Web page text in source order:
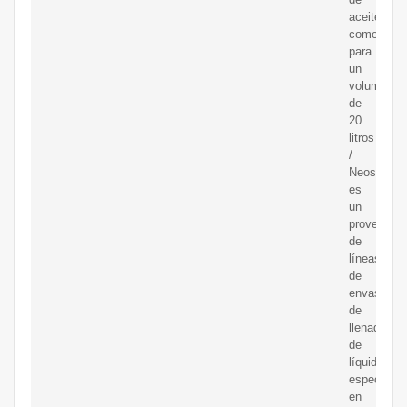
aceite
comestible
para
un
volumen
de
20
litros
/
es
un
proveedor
de
líneas
de
envasado
de
llenado
de
líquidos,
en